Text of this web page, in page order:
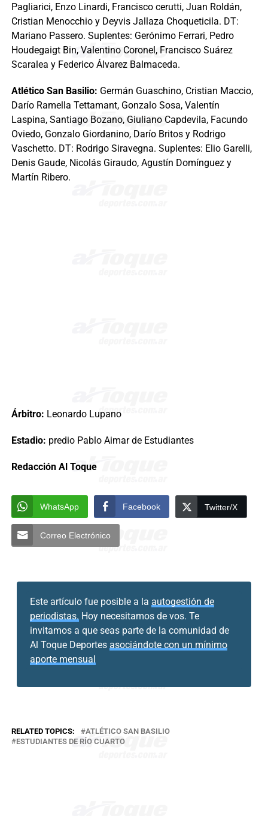
Pagliarici, Enzo Linardi, Francisco cerutti, Juan Roldán,
Cristian Menocchio y Deyvis Jallaza Choqueticila. DT:
Mariano Passero. Suplentes: Gerónimo Ferrari, Pedro
Houdegaigt Bin, Valentino Coronel, Francisco Suárez
Scaralea y Federico Álvarez Balmaceda.
Atlético San Basilio: Germán Guaschino, Cristian Maccio,
Darío Ramella Tettamant, Gonzalo Sosa, Valentín
Laspina, Santiago Bozano, Giuliano Capdevila, Facundo
Oviedo, Gonzalo Giordanino, Darío Britos y Rodrigo
Vaschetto. DT: Rodrigo Siravegna. Suplentes: Elio Garelli,
Denis Gaude, Nicolás Giraudo, Agustín Domínguez y
Martín Ribero.
Árbitro: Leonardo Lupano
Estadio: predio Pablo Aimar de Estudiantes
Redacción Al Toque
WhatsApp Facebook Twitter/X
Correo Electrónico
Este artículo fue posible a la autogestión de
periodistas. Hoy necesitamos de vos. Te
invitamos a que seas parte de la comunidad de
Al Toque Deportes asociándote con un mínimo
aporte mensual
RELATED TOPICS:
ATLÉTICO SAN BASILIO
ESTUDIANTES DE RÍO CUARTO